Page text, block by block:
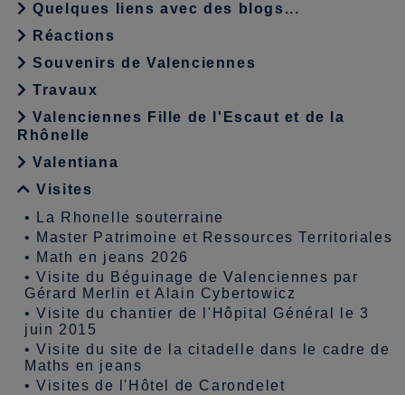
Quelques liens avec des blogs...
Réactions
Souvenirs de Valenciennes
Travaux
Valenciennes Fille de l'Escaut et de la
Rhônelle
Valentiana
Visites
•
La Rhonelle souterraine
• Master Patrimoine et Ressources Territoriales
• Math en jeans 2026
•Visite du Béguinage de Valenciennes par
Gérard Merlin et Alain Cybertowicz
•Visite du chantier de l'Hôpital Général le 3
juin 2015
•Visite du site de la citadelle dans le cadre de
Maths en jeans
•Visites de l'Hôtel de Carondelet